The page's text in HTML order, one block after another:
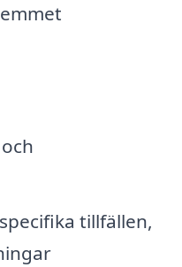
tillfällen,